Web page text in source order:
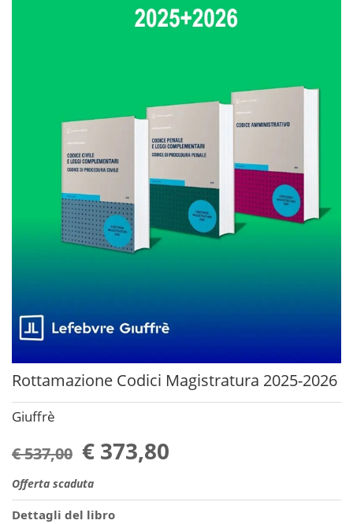
Rottamazione Codici Magistratura 2025-2026
Giuffrè
€ 537,00 € 373,80
Offerta scaduta
Dettagli del libro